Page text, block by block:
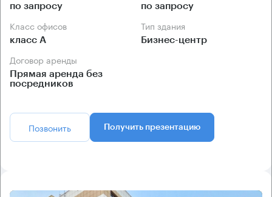
по запросу по запросу
Класс офисов
класс А
Тип здания
Бизнес-центр
Договор аренды
Прямая аренда без
посредников
Позвонить Получить презентацию